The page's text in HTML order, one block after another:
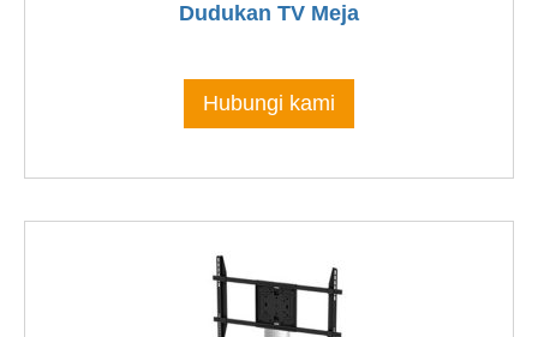
Dudukan TV Meja
Hubungi kami